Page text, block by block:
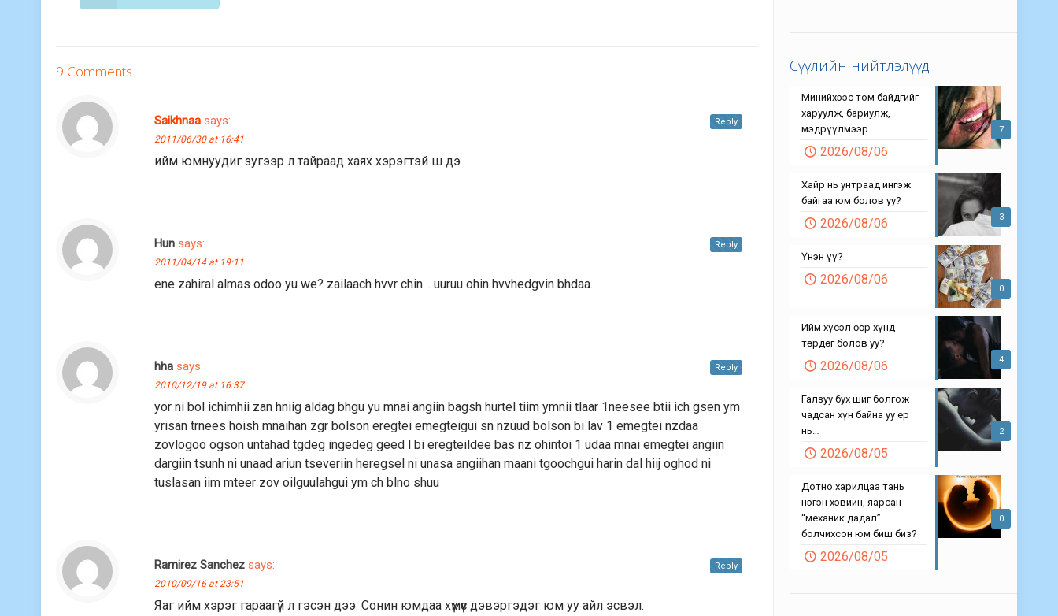
9 Comments
Saikhnaa says:
2011/06/30 at 16:41
ийм юмнуудиг зугээр л тайраад xаяx xэрэгтэй ш дэ
Reply
Hun says:
2011/04/14 at 19:11
ene zahiral almas odoo yu we? zailaach hvvr chin… uuruu ohin hvvhedgvin bhdaa.
Reply
hha says:
2010/12/19 at 16:37
yor ni bol ichimhii zan hniig aldag bhgu yu mnai angiin bagsh hurtel tiim ymnii tlaar 1neesee btii ich gsen ym
yrisan trnees hoish mnaihan zgr bolson eregtei emegteigui sn nzuud bolson bi lav 1 emegtei nzdaa
zovlogoo ogson untahad tgdeg ingedeg geed l bi eregteildee bas nz ohintoi 1 udaa mnai emegtei angiin
dargiin tsunh ni unaad ariun tseveriin heregsel ni unasa angiihan maani tgoochgui harin dal hiij oghod ni
tuslasan iim mteer zov oilguulahgui ym ch blno shuu
Reply
Ramirez Sanchez says:
2010/09/16 at 23:51
Яаг ийм хэрэг гараагүй л гэсэн дээ. Сонин юмдаа хүмүүс дэвэргэдэг юм уу айл эсвэл.
Reply
Сүүлийн нийтлэлүүд
7
Минийхээс том байдгийг
харуулж, бариулж,
мэдрүүлмээр…
2026/08/06
3
Хайр нь унтраад ингэж
байгаа юм болов уу?
2026/08/06
0
Үнэн үү?
2026/08/06
4
Ийм хүсэл өөр хүнд
төрдөг болов уу?
2026/08/06
2
Галзуу бух шиг болгож
чадсан хүн байна уу ер
нь…
2026/08/05
0
Дотно харилцаа тань
нэгэн хэвийн, яарсан
“механик дадал”
болчихсон юм биш биз?
2026/08/05